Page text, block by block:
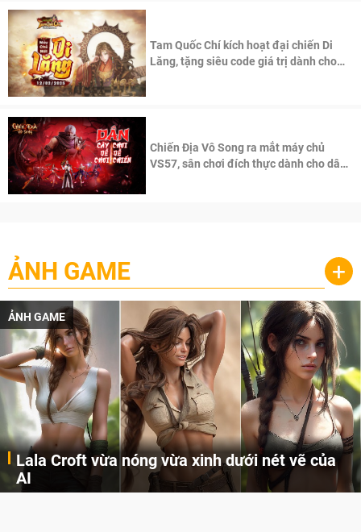
Tam Quốc Chí kích hoạt đại chiến Di
Lăng, tặng siêu code giá trị dành cho
Chiến Địa Vô Song ra mắt máy chủ
VS57, sân chơi đích thực dành cho dân
ẢNH GAME +
ẢNH GAME
Lala Croft vừa nóng vừa xinh dưới nét vẽ của
AI